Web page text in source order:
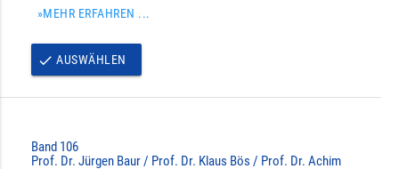
»MEHR ERFAHREN ...
done AUSWÄHLEN
Band 106
Prof. Dr. Jürgen Baur / Prof. Dr. Klaus Bös / Prof. Dr. Achim